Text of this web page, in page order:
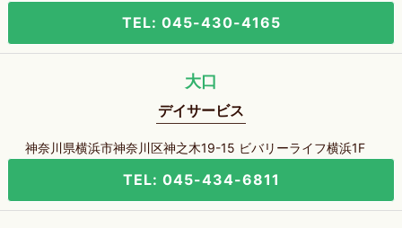
TEL: 045-430-4165
大口
デイサービス
神奈川県横浜市神奈川区神之木19-15 ビバリーライフ横浜1F
TEL: 045-434-6811